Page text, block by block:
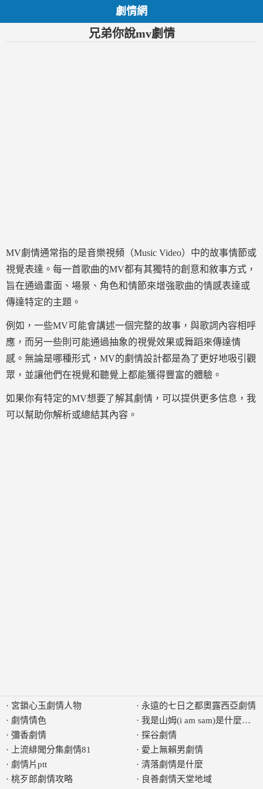
劇情網
兄弟你說mv劇情
MV劇情通常指的是音樂視頻（Music Video）中的故事情節或
視覺表達。每一首歌曲的MV都有其獨特的創意和敘事方式，
旨在通過畫面、場景、角色和情節來增強歌曲的情感表達或
傳達特定的主題。
例如，一些MV可能會講述一個完整的故事，與歌詞內容相呼
應，而另一些則可能通過抽象的視覺效果或舞蹈來傳達情
感。無論是哪種形式，MV的劇情設計都是為了更好地吸引觀
眾，並讓他們在視覺和聽覺上都能獲得豐富的體驗。
如果你有特定的MV想要了解其劇情，可以提供更多信息，我
可以幫助你解析或總結其內容。
· 宮鎖心玉劇情人物
· 劇情情色
· 彌香劇情
·
上流緋聞分集劇情81
· 劇情片ptt
· 桃歹郎劇情攻略
· 永遠的七日之都奧露西亞劇情
· 我是山姆(i am sam)是什麼劇情
· 探谷劇情
· 愛上無賴男劇情
· 清落劇情是什麼
· 良善劇情天堂地域